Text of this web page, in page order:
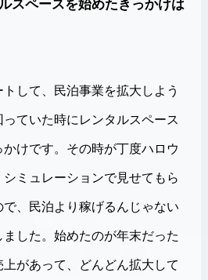
スペースを始めたきっかけは
して、民泊事業を拡大しよう
ていた時にレンタルスペース
けです。その時が丁度ハロウ
ミュレーションで見せてもら
、民泊より稼げるんじゃない
した。始めたのが年末だった
があって、どんどん拡大して